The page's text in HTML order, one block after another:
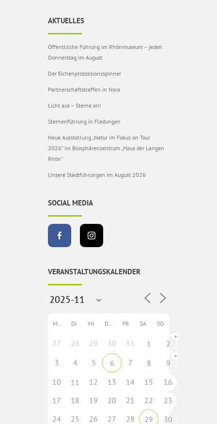
AKTUELLES
Öffentlilche Führung im Rhönmuseum – jeden
Donnerstag im August
Der Eichenprozzesionsspinner
Partnerschaftstreffen in Nora
Licht aus – Sterne an!
Sternenführung in Fladungen
Neue Ausstellung „Natur im Fokus on Tour
2026“ im Biosphärenzentrum „Haus der Langen
Rhön“
Unsere Stadtführungen im August 2026
SOCIAL MEDIA
VERANSTALTUNGSKALENDER
MO DI MI DO FR SA SO
27 28 29 30 31 1 2
+
3 4 5 6 7 8 9
+
10 11 12 13 14 15
16
17
18 19 20 21 22
23
24
25 26 27 28 29 30